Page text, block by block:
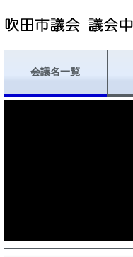
会議名一覧